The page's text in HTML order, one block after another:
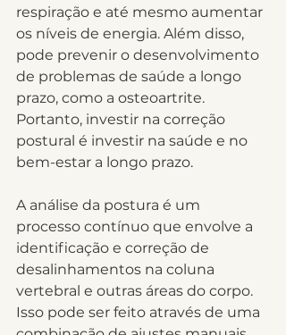
respiração e até mesmo aumentar
os níveis de energia. Além disso,
pode prevenir o desenvolvimento
de problemas de saúde a longo
prazo, como a osteoartrite.
Portanto, investir na correção
postural é investir na saúde e no
bem-estar a longo prazo.
A análise da postura é um
processo contínuo que envolve a
identificação e correção de
desalinhamentos na coluna
vertebral e outras áreas do corpo.
Isso pode ser feito através de uma